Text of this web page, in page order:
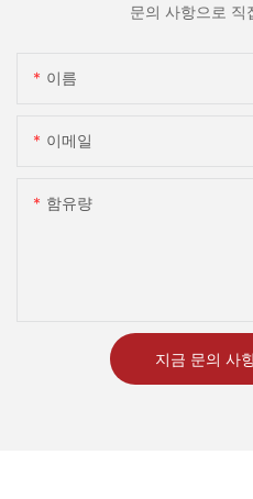
문의 사항으로 직
이름
이메일
함유량
지금 문의 사